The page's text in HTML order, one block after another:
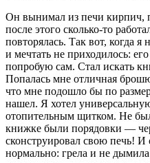
Он вынимал из печи кирпич,
после этого сколько-то
повторялась. Так вот, когда я
и мечтать не приходилось:
попробую сам. Стал искать
Попалась мне отличная
что мне подошло бы по
нашел. Я хотел
отопительным щитком. Не
книжке были порядовки —
сконструировал свою печь!
нормально: грела и не